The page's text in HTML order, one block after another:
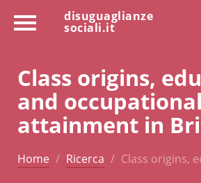
disuguaglianze
sociali.it
Class origins,
and occupational
attainment in
Home Ricerca Class origins,